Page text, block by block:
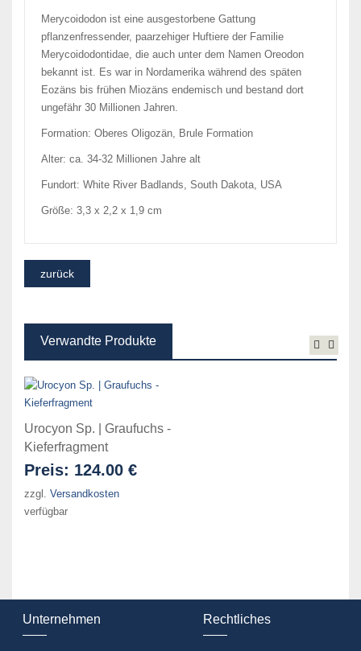
Merycoidodon ist eine ausgestorbene Gattung
pflanzenfressender, paarzehiger Huftiere der Familie
Merycoidodontidae, die auch unter dem Namen Oreodon
bekannt ist. Es war in Nordamerika während des späten
Eozäns bis frühen Miozäns endemisch und bestand dort
ungefähr 30 Millionen Jahren.
Formation: Oberes Oligozän, Brule Formation
Alter: ca. 34-32 Millionen Jahre alt
Fundort: White River Badlands, South Dakota, USA
Größe: 3,3 x 2,2 x 1,9 cm
Verwandte Produkte
Urocyon Sp. | Graufuchs -
Kieferfragment
Preis: 124.00 €
zzgl. Versandkosten
verfügbar
Unternehmen Rechtliches